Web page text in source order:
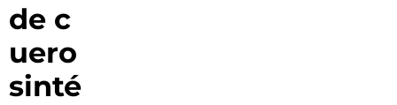
de c
uero
sinté